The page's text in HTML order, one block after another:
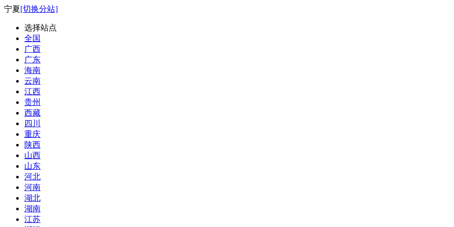
宁夏[切换分站]
选择站点
全国
广西
广东
海南
云南
江西
贵州
西藏
四川
重庆
陕西
山西
山东
河北
河南
湖北
湖南
江苏